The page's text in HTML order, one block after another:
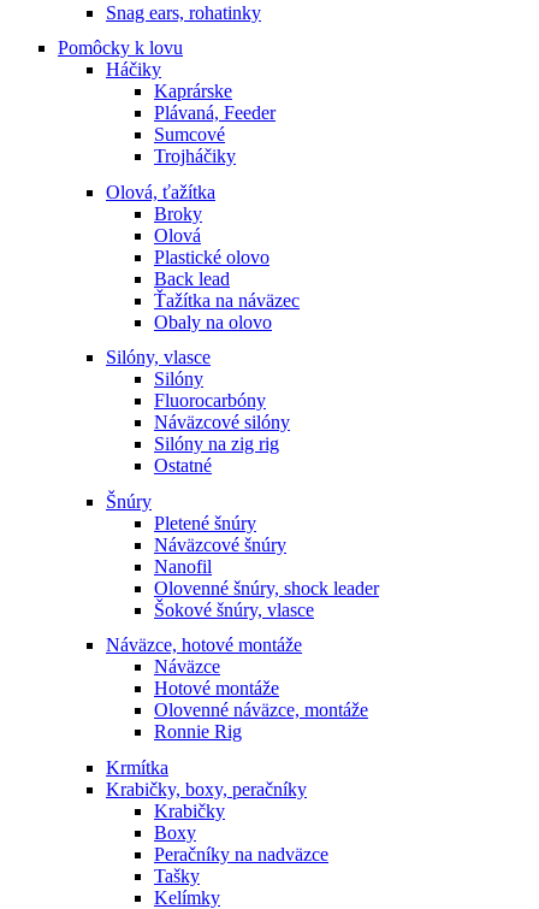
Snag ears, rohatinky
Pomôcky k lovu
Háčiky
Kaprárske
Plávaná, Feeder
Sumcové
Trojháčiky
Olová, ťažítka
Broky
Olová
Plastické olovo
Back lead
Ťažítka na náväzec
Obaly na olovo
Silóny, vlasce
Silóny
Fluorocarbóny
Náväzcové silóny
Silóny na zig rig
Ostatné
Šnúry
Pletené šnúry
Náväzcové šnúry
Nanofil
Olovenné šnúry, shock leader
Šokové šnúry, vlasce
Náväzce, hotové montáže
Náväzce
Hotové montáže
Olovenné náväzce, montáže
Ronnie Rig
Krmítka
Krabičky, boxy, peračníky
Krabičky
Boxy
Peračníky na nadväzce
Tašky
Kelímky